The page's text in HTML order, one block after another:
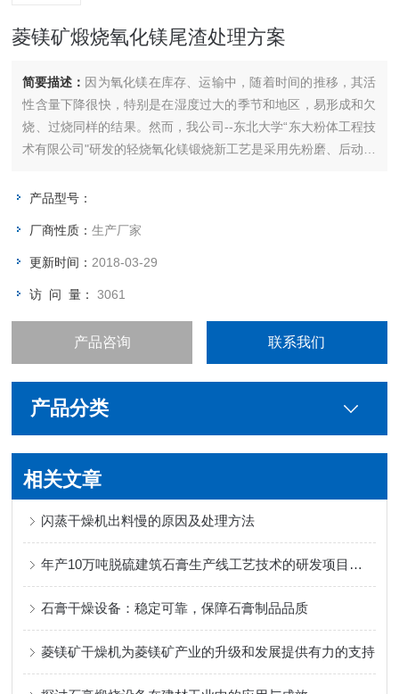
菱镁矿煅烧氧化镁尾渣处理方案
简要描述： 因为氧化镁在库存、运输中，随着时间的推移，其活
性含量下降很快，特别是在湿度过大的季节和地区，易形成和欠
烧、过烧同样的结果。然而，我公司--东北大学“东大粉体工程技
术有限公司"研发的轻烧氧化镁锻烧新工艺是采用先粉磨、后动态
产品型号：
厂商性质：生产厂家
更新时间： 2018-03-29
访 问 量：3061
产品咨询 联系我们
产品分类
相关文章
闪蒸干燥机出料慢的原因及处理方法
年产10万吨脱硫建筑石膏生产线工艺技术的研发项目通过行业鉴定
石膏干燥设备：稳定可靠，保障石膏制品品质
菱镁矿干燥机为菱镁矿产业的升级和发展提供有力的支持